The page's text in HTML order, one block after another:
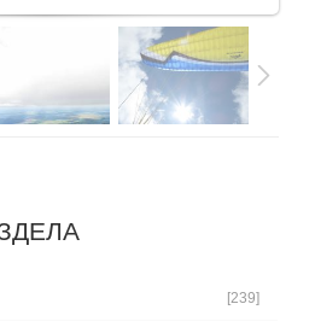
[239]